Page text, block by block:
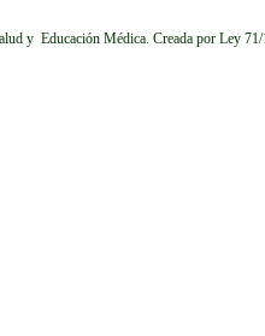
y Educación Médica. Creada por Ley